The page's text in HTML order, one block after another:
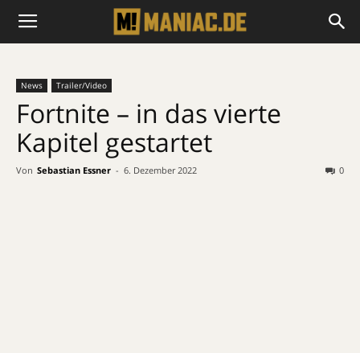
News Trailer/Video
Fortnite – in das vierte
Kapitel gestartet
Von Sebastian Essner - 6. Dezember 2022 0